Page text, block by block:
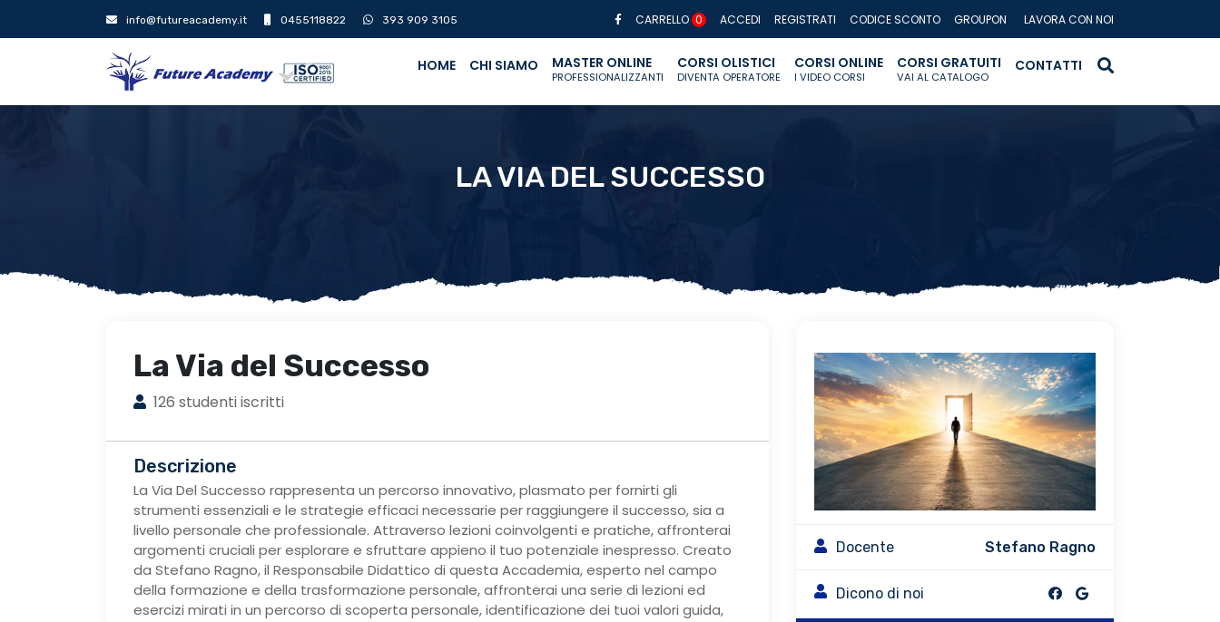
info@futureacademy.it 0455118822 393 909 3105 CARRELLO 0 ACCEDI REGISTRATI CODICE SCONTO GROUPON LAVORA CON NOI
HOME CHI SIAMO MASTER ONLINE
PROFESSIONALIZZANTI
CORSI OLISTICI
DIVENTA OPERATORE
CORSI ONLINE
I VIDEO CORSI
CORSI GRATUITI
VAI AL CATALOGO
CONTATTI
LA VIA DEL SUCCESSO
La Via del Successo
126 studenti iscritti
Descrizione
La Via Del Successo rappresenta un percorso innovativo, plasmato per fornirti gli
strumenti essenziali e le strategie efficaci necessarie per raggiungere il successo, sia a
livello personale che professionale. Attraverso lezioni coinvolgenti e pratiche, affronterai
argomenti cruciali per esplorare e sfruttare appieno il tuo potenziale inespresso. Creato
da Stefano Ragno, il Responsabile Didattico di questa Accademia, esperto nel campo
della formazione e della trasformazione personale, affronterai una serie di lezioni ed
esercizi mirati in un percorso di scoperta personale, identificazione dei tuoi valori guida,
Docente Stefano Ragno
Dicono di noi